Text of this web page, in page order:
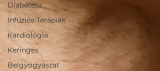
Diabétesz
Infúziós Terápiák
Kardiológia
Keringés
Belgyógyászat